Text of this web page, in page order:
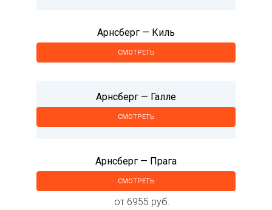
Арнсберг — Киль
СМОТРЕТЬ
Арнсберг — Галле
СМОТРЕТЬ
Арнсберг — Прага
СМОТРЕТЬ
от 6955 руб.